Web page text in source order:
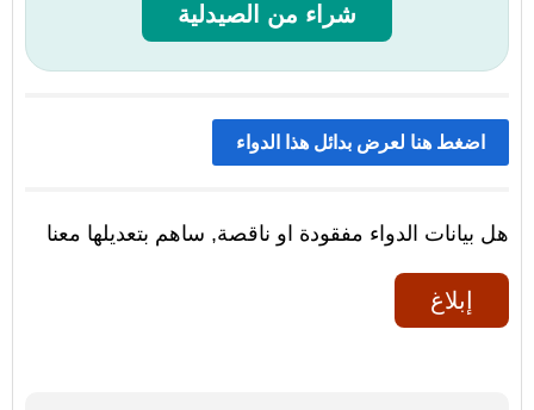
شراء من الصيدلية
اضغط هنا لعرض بدائل هذا الدواء
هل بيانات الدواء مفقودة او ناقصة, ساهم بتعديلها معنا
إبلاغ